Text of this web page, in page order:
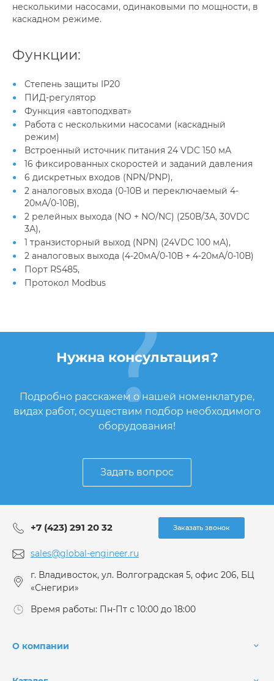
несколькими насосами, одинаковыми по мощности, в
каскадном режиме.
Функции:
Cтепень защиты IP20
ПИД-регулятор
Функция «автоподхват»
Работа с несколькими насосами (каскадный
режим)
Встроенный источник питания 24 VDC 150 мА
16 фиксированных скоростей и заданий давления
6 дискретных входов (NPN/PNP),
2 аналоговых входа (0-10В и переключаемый 4-
20мА/0-10В),
2 релейных выхода (NO + NO/NC) (250В/3А, 30VDC
3А),
1 транзисторный выход (NPN) (24VDC 100 мА),
2 аналоговых выхода (4-20мА/0-10В + 4-20мА/0-10В)
Порт RS485,
Протокол Modbus
Нужна консультация?
Подробно расскажем о нашей номенклатуре,
видах работ, осуществим подбор необходимого
оборудования!
Задать вопрос
+7 (423) 291 20 32 Заказать звонок
sales@global-engineer.ru
г. Владивосток, ул. Волгоградская 5, офис 206, БЦ
«Снегири»
Время работы: Пн-Пт с 10:00 до 18:00
О компании